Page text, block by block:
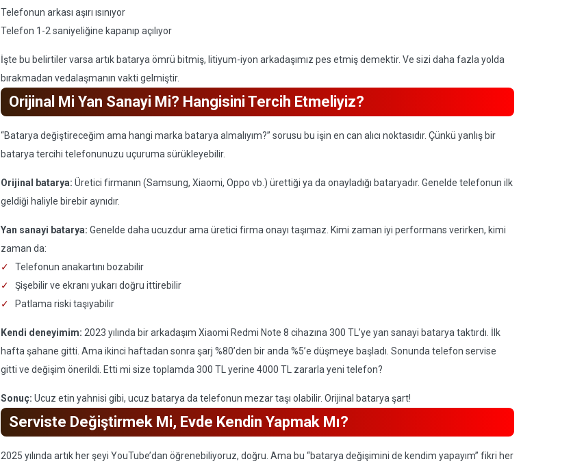
Telefonun arkası aşırı ısınıyor
Telefon 1-2 saniyeliğine kapanıp açılıyor
İşte bu belirtiler varsa artık batarya ömrü bitmiş, litiyum-iyon arkadaşımız pes etmiş demektir. Ve sizi daha fazla yolda
bırakmadan vedalaşmanın vakti gelmiştir.
Orijinal Mi Yan Sanayi Mi? Hangisini Tercih Etmeliyiz?
“Batarya değiştireceğim ama hangi marka batarya almalıyım?” sorusu bu işin en can alıcı noktasıdır. Çünkü yanlış bir
batarya tercihi telefonunuzu uçuruma sürükleyebilir.
Orijinal batarya: Üretici firmanın (Samsung, Xiaomi, Oppo vb.) ürettiği ya da onayladığı bataryadır. Genelde telefonun ilk
geldiği haliyle birebir aynıdır.
Yan sanayi batarya: Genelde daha ucuzdur ama üretici firma onayı taşımaz. Kimi zaman iyi performans verirken, kimi
zaman da:
Telefonun anakartını bozabilir
Şişebilir ve ekranı yukarı doğru ittirebilir
Patlama riski taşıyabilir
Kendi deneyimim: 2023 yılında bir arkadaşım Xiaomi Redmi Note 8 cihazına 300 TL’ye yan sanayi batarya taktırdı. İlk
hafta şahane gitti. Ama ikinci haftadan sonra şarj %80’den bir anda %5’e düşmeye başladı. Sonunda telefon servise
gitti ve değişim önerildi. Etti mi size toplamda 300 TL yerine 4000 TL zararla yeni telefon?
Sonuç: Ucuz etin yahnisi gibi, ucuz batarya da telefonun mezar taşı olabilir. Orijinal batarya şart!
Serviste Değiştirmek Mi, Evde Kendin Yapmak Mı?
2025 yılında artık her şeyi YouTube’dan öğrenebiliyoruz, doğru. Ama bu “batarya değişimini de kendim yapayım” fikri her